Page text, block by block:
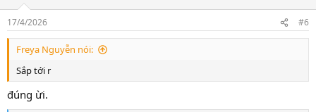
s
:
17/4/2026 #6
Freya Nguyễn nói:
Sắp tới r
đúng ừi.